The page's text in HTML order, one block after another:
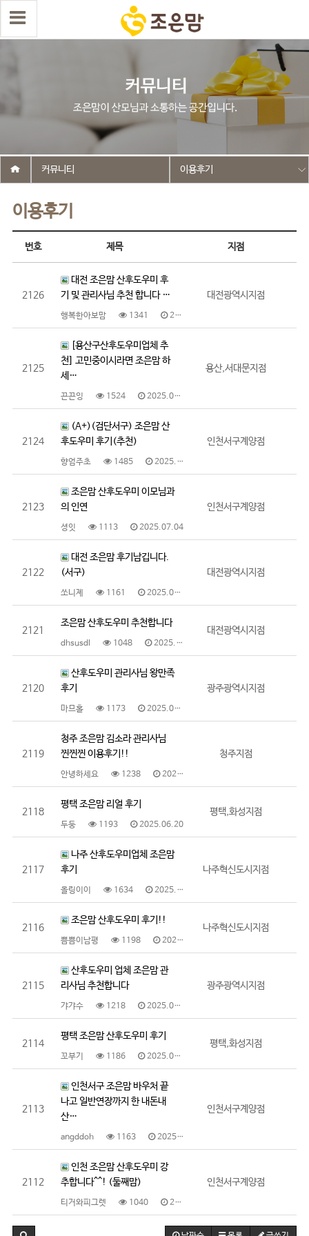
이용후기
커뮤니티 이용후기
번호 제목 지점
2126
대전 조은맘 산후도우미 후
기 및 관리사님 추천 합니다 …
행복한아보맘 1341 2025.07.10
대전광역시지점
2125
[용산구산후도우미업체 추
천] 고민중이시라면 조은맘 하
세…
끈끈잉 1524 2025.07.10
용산,서대문지점
2124
(A+)(검단서구) 조은맘 산
후도우미 후기(추천)
향엄주초 1485 2025.07.10
인천서구계양점
2123
조은맘 산후도우미 이모님과
의 인연
셩잇 1113 2025.07.04
인천서구계양점
2122
대전 조은맘 후기남깁니다.
(서구)
쏘니졔 1161 2025.07.04
대전광역시지점
2121
조은맘 산후도우미 추천합니다
dhsusdl 1048 2025.07.04
대전광역시지점
2120
산후도우미 관리사님 왕만족
후기
마므홀 1173 2025.07.04
광주광역시지점
2119
청주 조은맘 김소라 관리사님
찐찐찐 이용후기!!
안녕하세요 1238 2025.06.30
청주지점
2118
평택 조은맘 리얼 후기
두둥 1193 2025.06.20
평택,화성지점
2117
나주 산후도우미업체 조은맘
후기
올링이이 1634 2025.06.17
나주혁신도시지점
2116
조은맘 산후도우미 후기!!
쁨쁨이남평 1198 2025.06.17
나주혁신도시지점
2115
산후도우미 업체 조은맘 관
리사님 추천합니다
갸갸수 1218 2025.06.17
광주광역시지점
2114
평택 조은맘 산후도우미 후기
꼬부기 1186 2025.06.13
평택,화성지점
2113
인천서구 조은맘 바우처 끝
나고 일반연장까지 한 내돈내
산…
angddoh 1163 2025.06.13
인천서구계양점
2112
인천 조은맘 산후도우미 강
추합니다^^! (둘째맘)
티거와피그렛 1040 2025.06.13
인천서구계양점